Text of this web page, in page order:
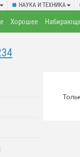
НАУКА И ТЕХНИКА
Хорошее